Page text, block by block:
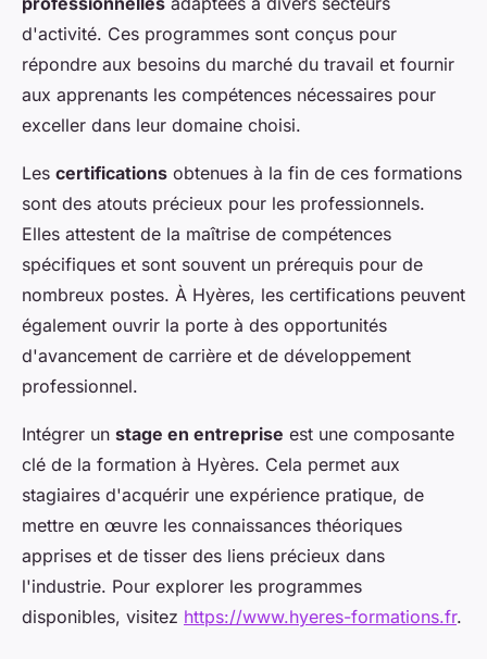
d'activité. Ces programmes sont conçus pour
répondre aux besoins du marché du travail et fournir
aux apprenants les compétences nécessaires pour
exceller dans leur domaine choisi.
Les certifications obtenues à la fin de ces formations
sont des atouts précieux pour les professionnels.
Elles attestent de la maîtrise de compétences
spécifiques et sont souvent un prérequis pour de
nombreux postes. À Hyères, les certifications peuvent
également ouvrir la porte à des opportunités
d'avancement de carrière et de développement
professionnel.
Intégrer un stage en entreprise est une composante
clé de la formation à Hyères. Cela permet aux
stagiaires d'acquérir une expérience pratique, de
mettre en œuvre les connaissances théoriques
apprises et de tisser des liens précieux dans
l'industrie. Pour explorer les programmes
disponibles, visitez https://www.hyeres-formations.fr.